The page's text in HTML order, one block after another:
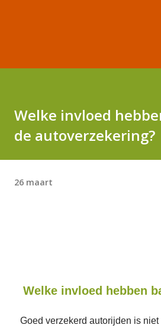
Welke invloed
de autoverzekering?
26 maart
Welke invloed hebben
Goed verzekerd autorijden is